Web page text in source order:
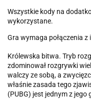
Wszystkie kody na
wykorzystane.
Gra wymaga połączenia
Królewska bitwa. Tryb
zdominował rozgrywki
walczy ze sobą, a
właśnie zasada tego
(PUBG) jest jednym z jego